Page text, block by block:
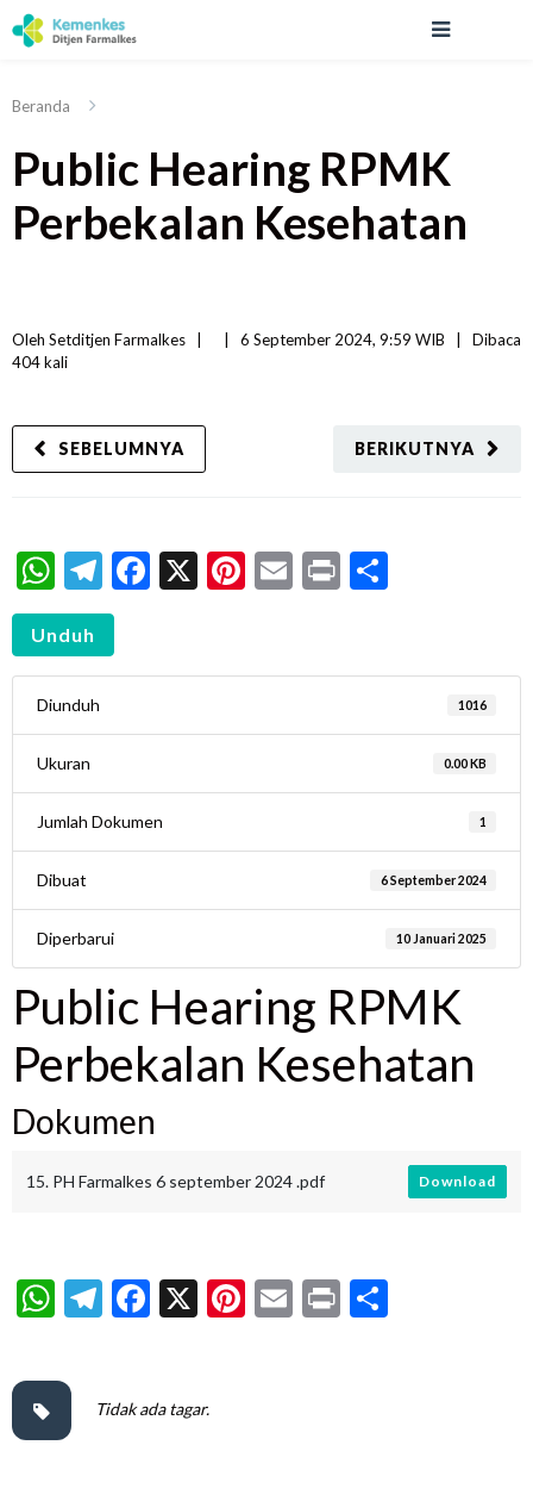
Beranda
Public Hearing RPMK
Perbekalan Kesehatan
Oleh Setditjen Farmalkes 6 September 2024, 9:59 WIB
Dibaca
404 kali
BERIKUTNYA
SEBELUMNYA
WhatsApp
Telegram
Facebook
X Pinterest
Email
Print
Unduh
Diunduh 1016
Ukuran 0.00 KB
Jumlah Dokumen 1
Dibuat 6 September 2024
Diperbarui 10 Januari 2025
Public Hearing RPMK
Perbekalan Kesehatan
Dokumen
15. PH Farmalkes 6 september 2024 .pdf Download
WhatsApp
Telegram
Facebook
X Pinterest
Email
Print
Tidak ada tagar.